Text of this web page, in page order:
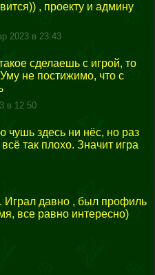
, проекту и админу
2023 в 23:43
сделаешь с игрой, то
не постижимо, что с
в 12:50
чушь здесь ни нёс, но раз
так плохо. Значит игра
Играл давно , был профиль
все равно интересно)